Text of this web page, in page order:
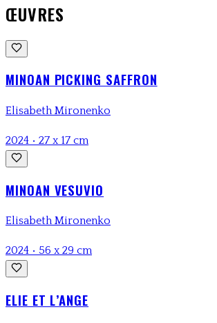
ŒUVRES
MINOAN PICKING SAFFRON
Elisabeth Mironenko
2024 • 27 x 17 cm
MINOAN VESUVIO
Elisabeth Mironenko
2024 • 56 x 29 cm
ELIE ET L’ANGE